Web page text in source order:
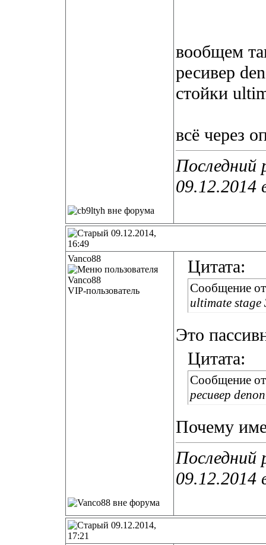
вообщем
ресивер
стойки
всё через
Последний
09.12.2014
09.12.2014,
16:49
Vanco88
VIP-пользователь
Цитата:
Сообщение
ultimate stage
Это
Цитата:
Сообщение
ресивер
Почему
Последний
09.12.2014
09.12.2014,
17:21